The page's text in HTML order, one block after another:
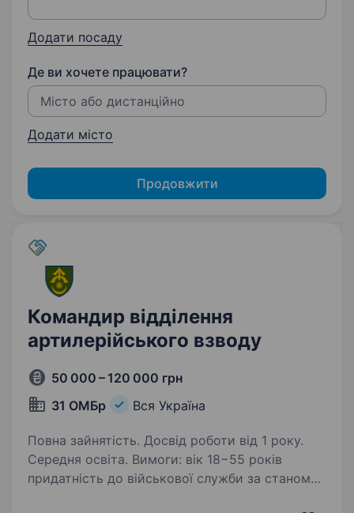
Додати посаду
Де ви хочете працювати?
Додати місто
Продовжити
Командир відділення
артилерійського взводу
50 000 – 120 000 грн
31 ОМБр
Вся Україна
Повна зайнятість. Досвід роботи від 1 року.
Середня освіта. Вимоги: вік 18−55 років
придатність до військової служби за станом